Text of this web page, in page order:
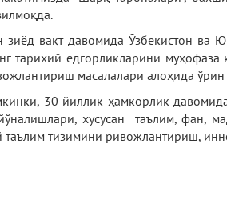
зиёд вақт давомида Ўзбекистон
тарихий ёдгорликларини
масалалари алоҳида ўрин
30 йиллик ҳамкорлик
хусусан таълим, фан,
тизимини ривожлантириш,